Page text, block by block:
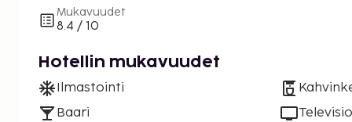
Mukavuudet
8.4 / 10
Hotellin mukavuudet
Ilmastointi
Baari
Televisio